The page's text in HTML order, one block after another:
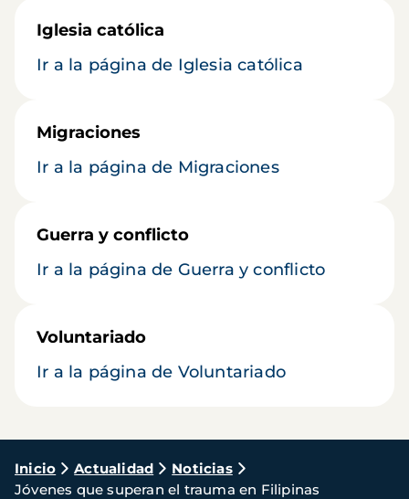
Iglesia católica
Ir a la página de Iglesia católica
Migraciones
Ir a la página de Migraciones
Guerra y conflicto
Ir a la página de Guerra y conflicto
Voluntariado
Ir a la página de Voluntariado
Ruta
Inicio Actualidad
Noticias
Jóvenes que superan el trauma en Filipinas